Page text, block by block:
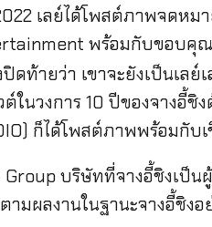
เลย์ได้โพสต์ภาพจดหม
พร้อมกับขอบคุ
ายว่า เขาจะยังเป็นเลย์เ
นวงการ 10 ปีของจางอี้ชิง
ก็ได้โพสต์ภาพพร้อมกับ
บริษัทที่จางอี้ชิงเป็
ผลงานในฐานะจางอี้ชิงอ